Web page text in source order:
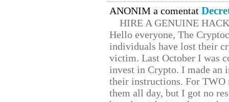
ANONIM a comentat
HIRE A GENUINE
Hello everyone, The
individuals have lost their
victim. Last October I was
invest in Crypto. I made
their instructions. For TWO
them all day, but I got no